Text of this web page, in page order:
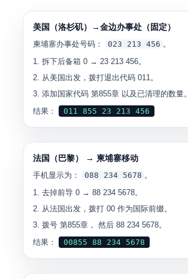
美国（洛杉矶）→金边办事处（固定）
柬埔寨办事处号码： 023 213 456 。
拆下后备箱 0 →23 213 456。
从美国出发，拨打退出代码011。
添加国家代码第855章 以及已清理的数量。
结果：
011 855 23 213 456
法国（巴黎） → 柬埔寨移动
手机显示为： 088 234 5678 。
去掉前导 0 →88 234 5678。
从法国出发，拨打00 作为国际前缀。
拨号第855章 ， 然后88 234 5678。
结果：
00855 88 234 5678